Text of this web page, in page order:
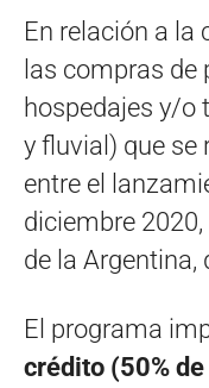
En relación a la
las compras de
hospedajes y/o
y fluvial) que se
entre el
diciembre
de la Argentina,
El programa
crédito (50%